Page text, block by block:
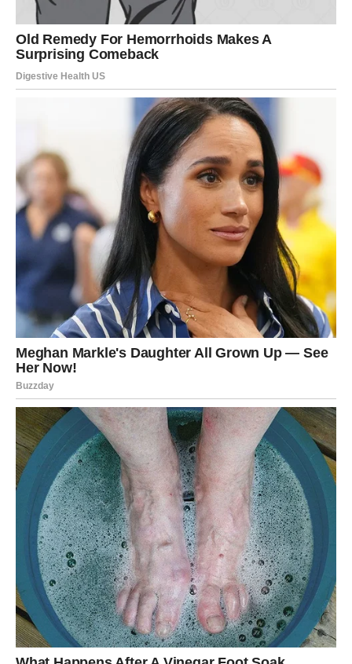
Predstoje vam dani tokom kojih biste mogli riješiti
probleme koji vas dugo muče, upoznati važne ljude i
napraviti korak koji će kasnije potpuno promijeniti vaš
Poruka sudbine koju niste smjeli
propustiti
Ne vraćajte se više onome što vas je povrijedilo. Ne
sumnjajte u svoju vrijednost i ne dozvolite da vas
prošlost zaustavi.
Sudbina vam sada otvara vrata mnogo ljepšeg perioda, ali
je potrebno da vjerujete sebi više nego ikada prije.
Ovaj vikend mogao bi biti početak svega onoga o čemu
ste dugo maštali.